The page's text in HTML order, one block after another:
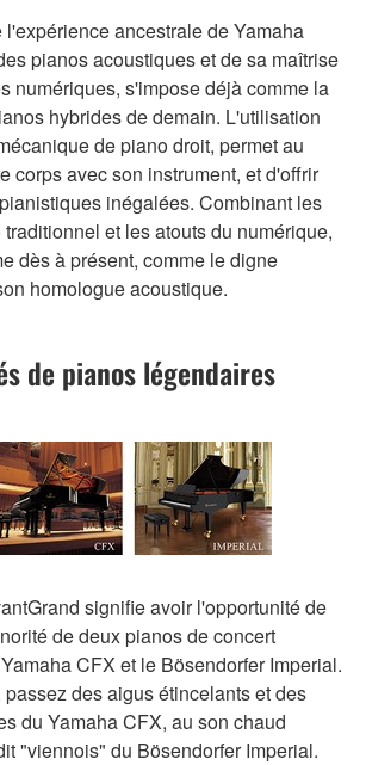
l'expérience ancestrale de Yamaha
pianos acoustiques et de sa maîtrise
numériques, s'impose déjà comme la
hybrides de demain. L'utilisation
de piano droit, permet au
corps avec son instrument, et d'offrir
inégalées. Combinant les
et les atouts du numérique,
dès à présent, comme le digne
homologue acoustique.
de pianos légendaires
signifie avoir l'opportunité de
de deux pianos de concert
CFX et le Bösendorfer Imperial.
passez des aigus étincelants et des
du Yamaha CFX, au son chaud
"viennois" du Bösendorfer Imperial.